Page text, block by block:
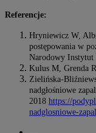
Referencje:
Hryniewicz W,
postępowania w
Narodowy Instytut
Kulus M, Grenda
Zielińska-
nadgłośniowe
2018 https://
nadglosniowe-